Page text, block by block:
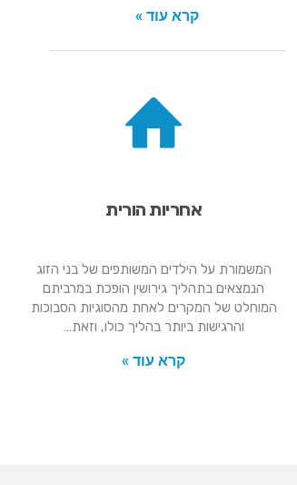
קרא עוד »
אחריות הורית
המשמורת על הילדים המשותפים של בני הזוג
הנמצאים בתהליך גירושין הופכת במרביתם
המוחלט של המקרים לאחת מהסוגיות הסבוכות
והרגישות ביותר בהליך כולו, וזאת…
קרא עוד »